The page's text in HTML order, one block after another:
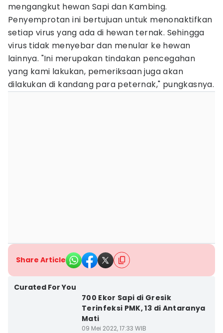
mengangkut hewan Sapi dan Kambing.
Penyemprotan ini bertujuan untuk menonaktifkan
setiap virus yang ada di hewan ternak. Sehingga
virus tidak menyebar dan menular ke hewan
lainnya. "Ini merupakan tindakan pencegahan
yang kami lakukan, pemeriksaan juga akan
dilakukan di kandang para peternak," pungkasnya.
Share Article
Curated For You
700 Ekor Sapi di Gresik
Terinfeksi PMK, 13 di Antaranya
Mati
09 Mei 2022, 17:33 WIB